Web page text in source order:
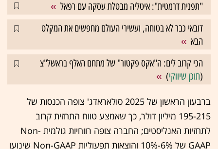
"תפנית דרמטית": איטליה מבטלת עסקה עם רפאל
דובאי כבר לא בטוחה, ועשירי העולם מחפשים את המקלט
הבא
הכי קרוב לים: ה"אקס פקטור" של מתחם האלף בראשל"צ
(תוכן שיווקי)
ברבעון הראשון של 2025 סולאראדג' צופה הכנסות של
195-215 מיליון דולר, כך שאמצע טווח התחזית קרוב
לתחזיות האנליסטים; החברה צופה רווחיות גולמית Non-
GAAP של 6%-10% והוצאות תפעוליות Non-GAAP שינועו